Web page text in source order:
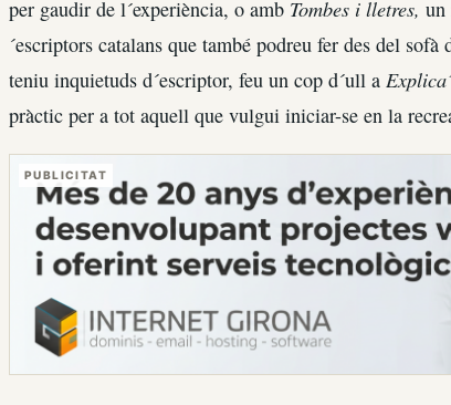
per gaudir de l´experiència, o amb Tombes i lletres, un
´escriptors catalans que també podreu fer des del
teniu inquietuds d´escriptor, feu un cop d´ull a
pràctic per a tot aquell que vulgui iniciar-se en la
PUBLICITAT